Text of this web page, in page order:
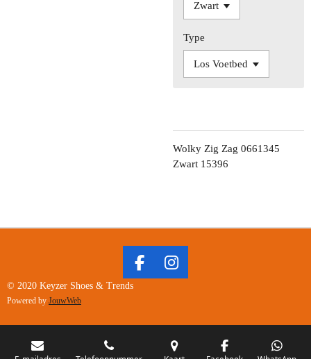
Type
Wolky Zig Zag 0661345
Zwart 15396
F
B
I
A
G
© 2020 Keyzer Shoes & Trends
Powered by JouwWeb